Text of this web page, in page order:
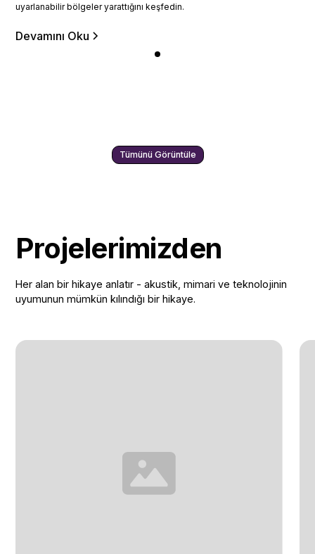
uyarlanabilir bölgeler yarattığını keşfedin.
Devamını Oku
Tümünü Görüntüle
Projelerimizden
Her alan bir hikaye anlatır - akustik, mimari ve teknolojinin
uyumunun mümkün kılındığı bir hikaye.